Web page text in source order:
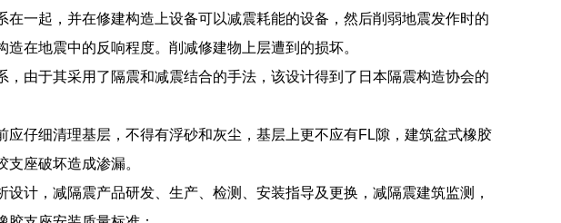
一起，并在修建构造上设备可以减震耗能的设备，然后削弱地震发作时的
在地震中的反响程度。削减修建物上层遭到的损坏。
由于其采用了隔震和减震结合的手法，该设计得到了日本隔震构造协会的
仔细清理基层，不得有浮砂和灰尘，基层上更不应有FL隙，建筑盆式橡胶
座破坏造成渗漏。
计，减隔震产品研发、生产、检测、安装指导及更换，减隔震建筑监测，